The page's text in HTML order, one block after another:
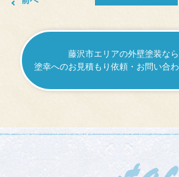
藤沢市エリアの外壁塗装な
塗幸へのお見積もり依頼・お問い合